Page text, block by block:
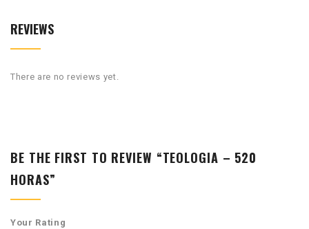
REVIEWS
There are no reviews yet.
BE THE FIRST TO REVIEW “TEOLOGIA – 520
HORAS”
Your Rating